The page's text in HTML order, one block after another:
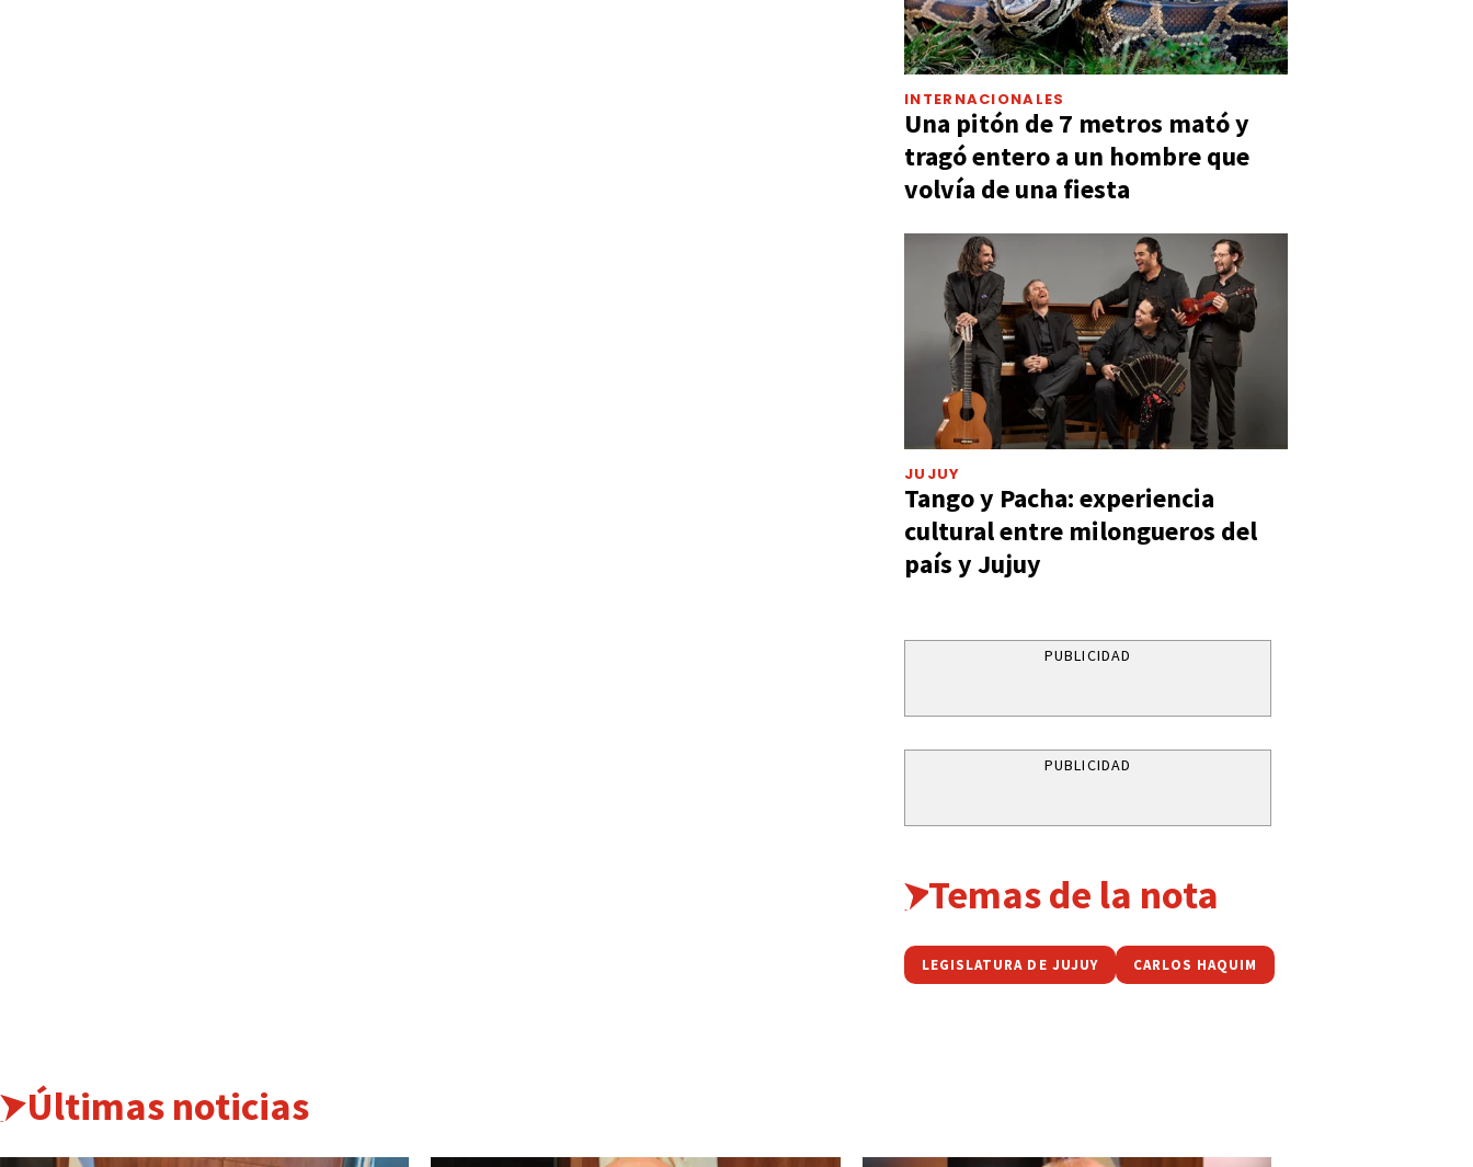
INTERNACIONALES
Una pitón de 7 metros mató y
tragó entero a un hombre que
volvía de una fiesta
JUJUY
Tango y Pacha: experiencia
cultural entre milongueros del
país y Jujuy
PUBLICIDAD
PUBLICIDAD
Temas de la nota
LEGISLATURA DE JUJUY CARLOS HAQUIM
Últimas noticias